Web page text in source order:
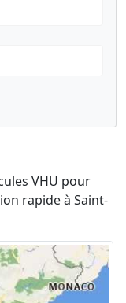
VHU pour
rapide à Saint-